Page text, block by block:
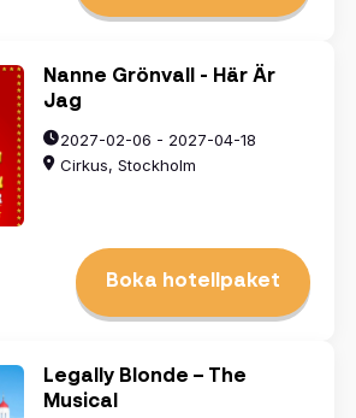
Nanne Grönvall - Här Är
Jag
2027-02-06 - 2027-04-18
Cirkus, Stockholm
Boka hotellpaket
Legally Blonde – The
Musical